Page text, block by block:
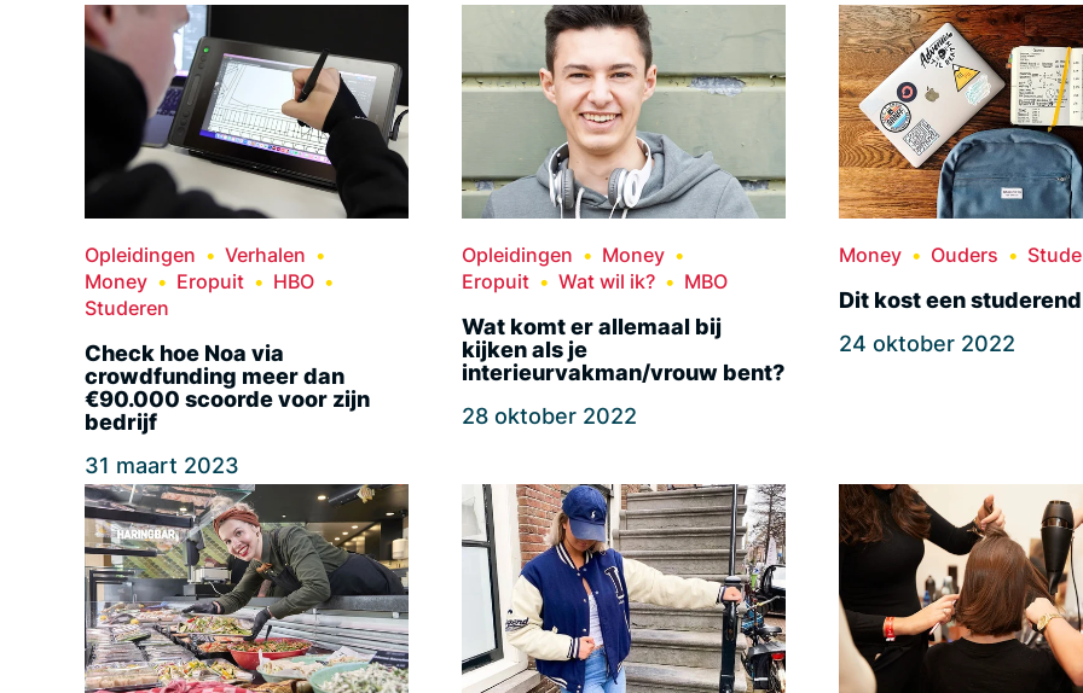
Opleidingen
Verhalen
Money
Eropuit
HBO
Studeren
Check hoe Noa via
crowdfunding meer dan
€90.000 scoorde voor zijn
bedrijf
31 maart 2023
Opleidingen
Money
Eropuit
Wat wil ik? MBO
Wat komt er allemaal bij
kijken als je
interieurvakman/vrouw bent?
28 oktober 2022
Money Ouders
Dit kost een
24 oktober 2022